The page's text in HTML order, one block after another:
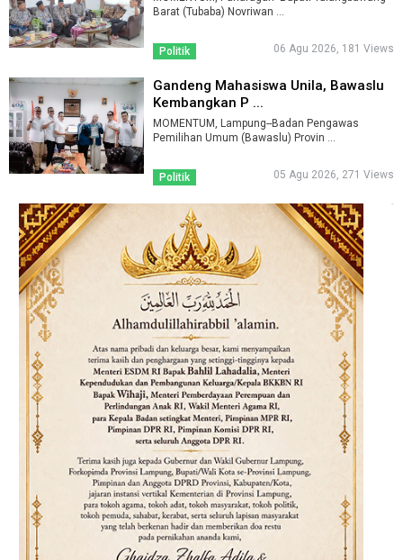
Barat (Tubaba) Novriwan ...
Politik 06 Agu 2026, 181 Views
Gandeng Mahasiswa Unila, Bawaslu
Kembangkan P ...
MOMENTUM, Lampung--Badan Pengawas
Pemilihan Umum (Bawaslu) Provin ...
Politik 05 Agu 2026, 271 Views